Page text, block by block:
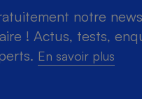
notre
! Actus, tests,
En savoir plus